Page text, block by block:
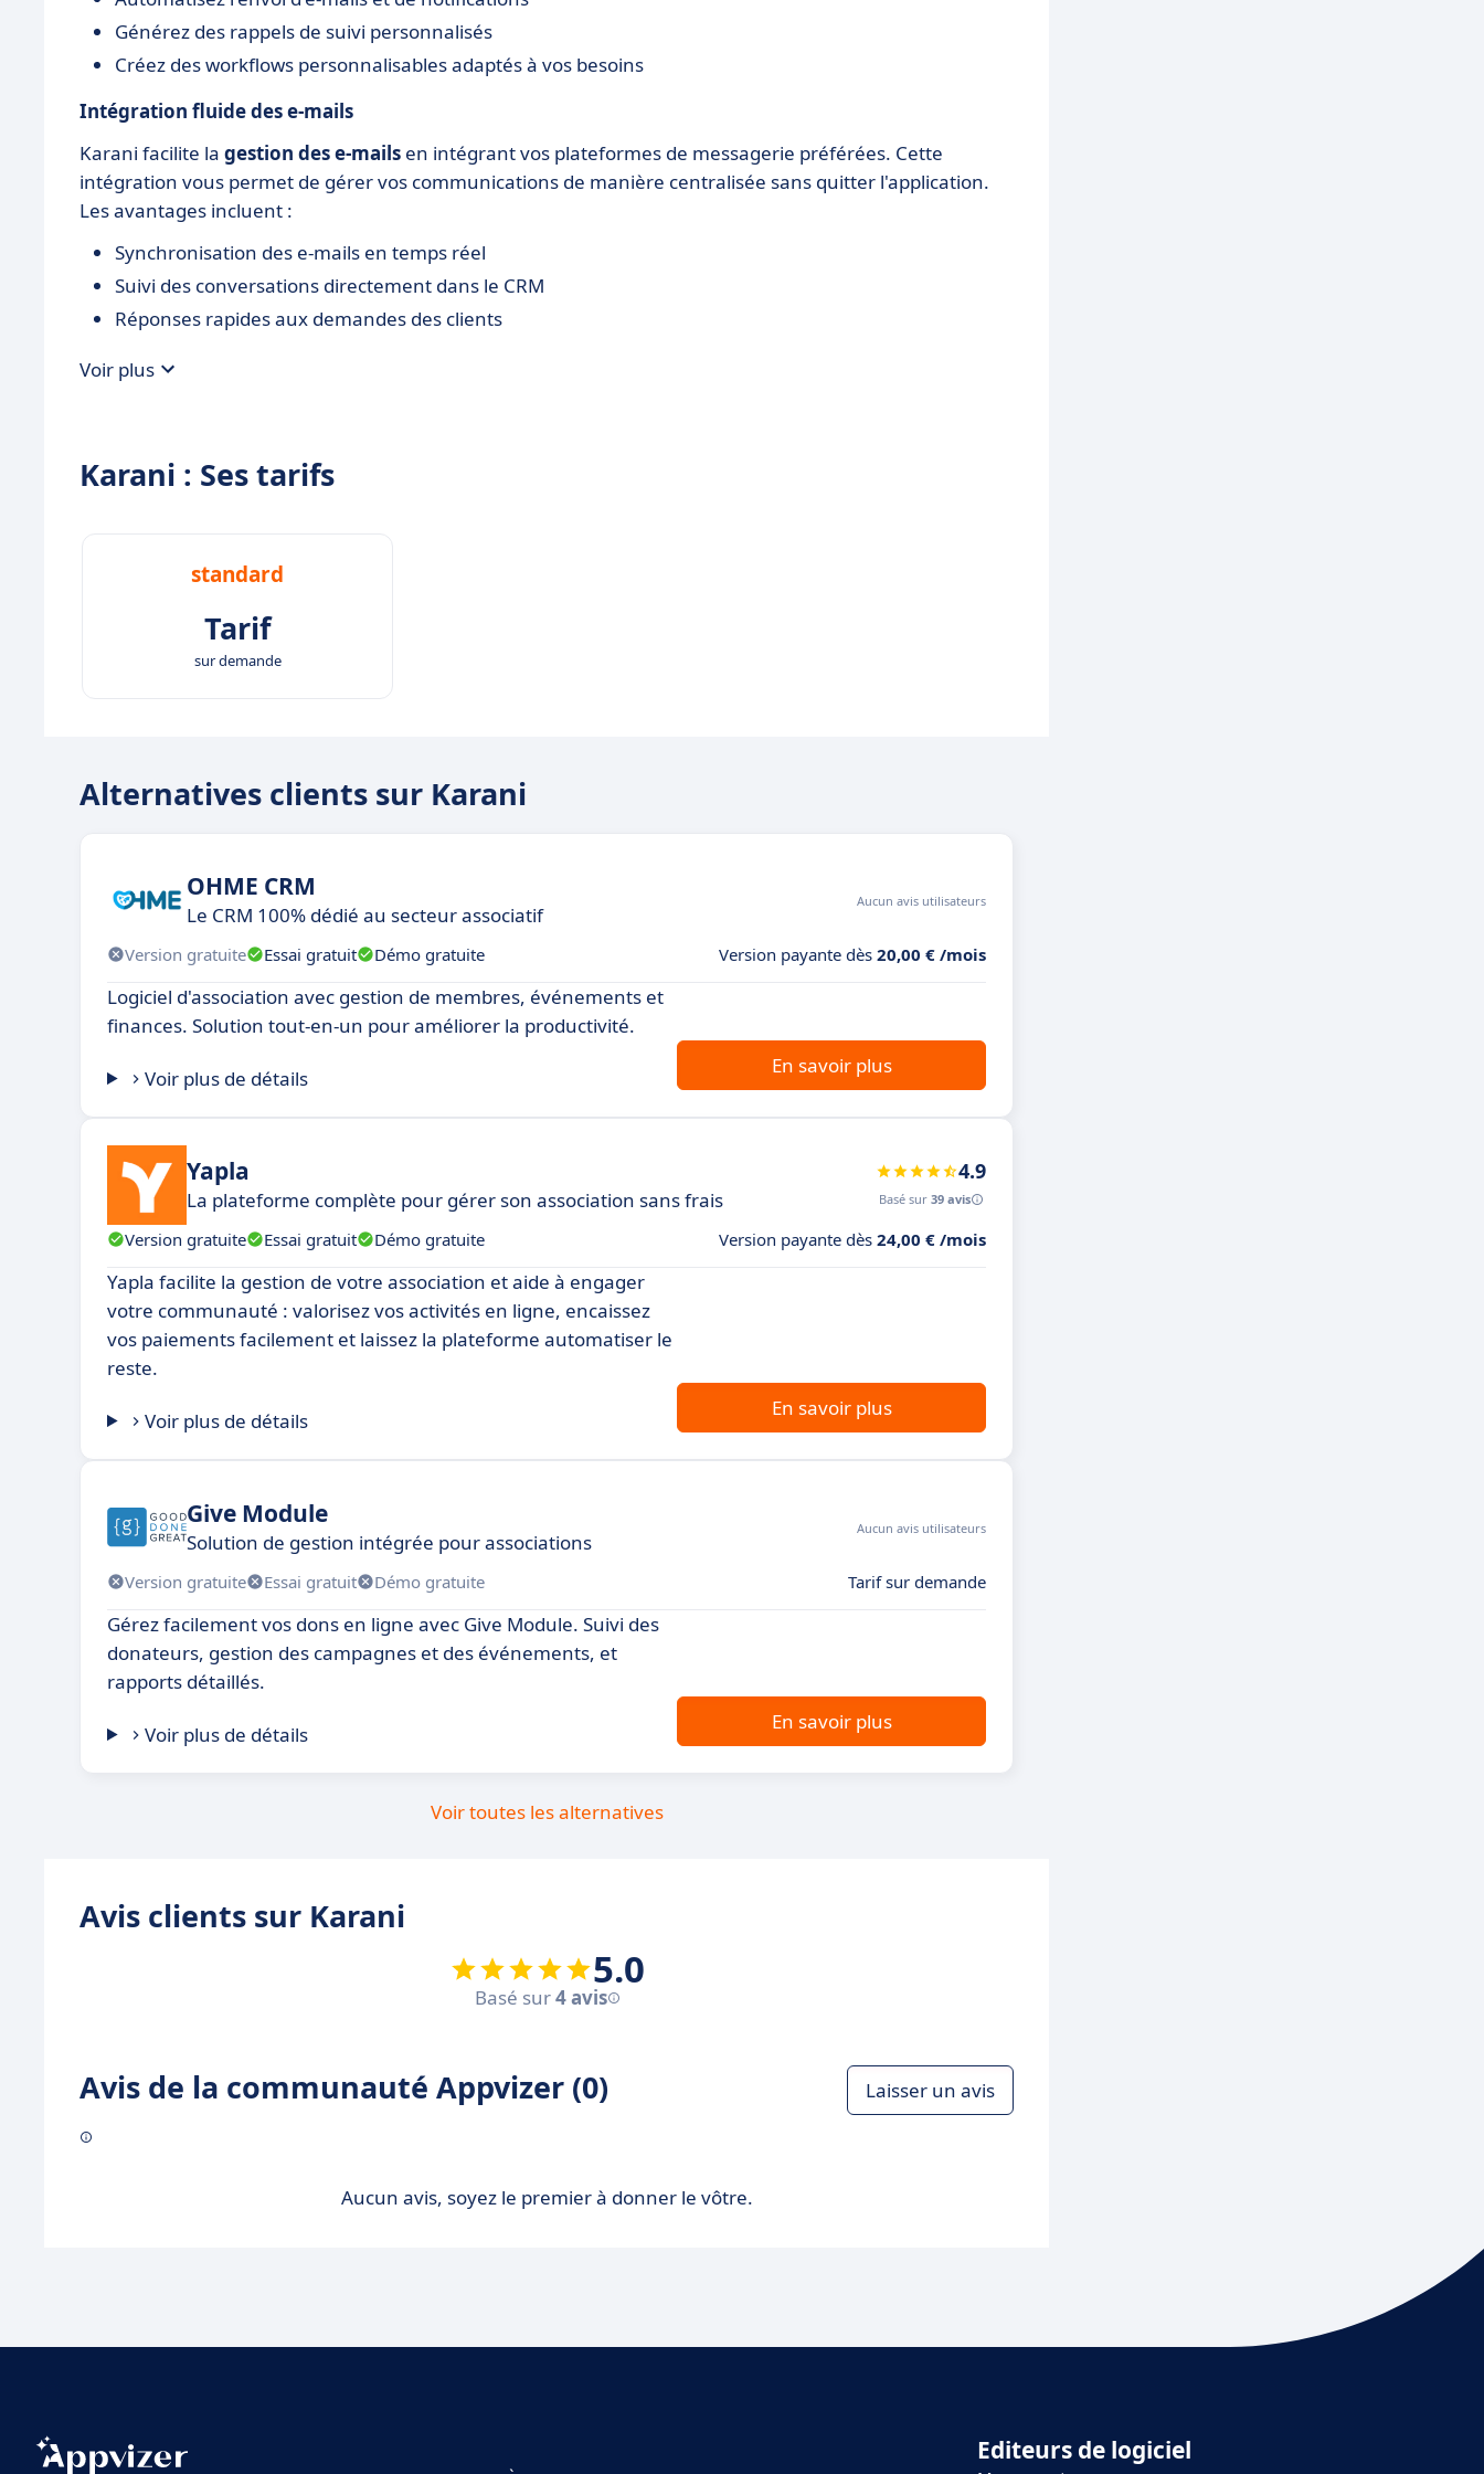
Générez des rappels de suivi personnalisés
Créez des workflows personnalisables adaptés à vos besoins
Intégration fluide des e-mails
Karani facilite la gestion des e-mails en intégrant vos plateformes de messagerie préférées. Cette
intégration vous permet de gérer vos communications de manière centralisée sans quitter l'application.
Les avantages incluent :
Synchronisation des e-mails en temps réel
Suivi des conversations directement dans le CRM
Réponses rapides aux demandes des clients
Voir plus
Karani : Ses tarifs
standard
Tarif
sur demande
Alternatives clients sur Karani
OHME CRM
Le CRM 100% dédié au secteur associatif
Aucun avis utilisateurs
Version gratuite Essai gratuit Démo gratuite Version payante dès 20,00 € /mois
Logiciel d'association avec gestion de membres, événements et
finances. Solution tout-en-un pour améliorer la productivité.
Voir plus de détails
En savoir plus
Yapla
La plateforme complète pour gérer son association sans frais
4.9
Basé sur 39 avis
Version gratuite Essai gratuit Démo gratuite Version payante dès 24,00 € /mois
Yapla facilite la gestion de votre association et aide à engager
votre communauté : valorisez vos activités en ligne, encaissez
vos paiements facilement et laissez la plateforme automatiser le
reste.
Voir plus de détails
En savoir plus
Give Module
Solution de gestion intégrée pour associations
Aucun avis utilisateurs
Version gratuite Essai gratuit Démo gratuite Tarif sur demande
Gérez facilement vos dons en ligne avec Give Module. Suivi des
donateurs, gestion des campagnes et des événements, et
rapports détaillés.
Voir plus de détails
En savoir plus
Voir toutes les alternatives
Avis clients sur Karani
5.0
Basé sur4 avis
Avis de la communauté Appvizer (0) Laisser un avis
Aucun avis, soyez le premier à donner le vôtre.
Editeurs de logiciel